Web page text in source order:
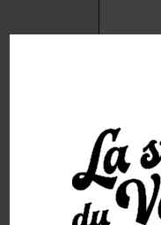
FRAISE – ARÔME
REVOLUTE 10ML
4.50€